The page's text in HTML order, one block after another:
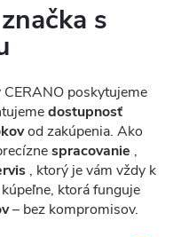
s
poskytujeme
dostupnosť
od zakúpenia. Ako
spracovanie ,
, ktorý je vám vždy k
ktorá funguje
– bez kompromisov.